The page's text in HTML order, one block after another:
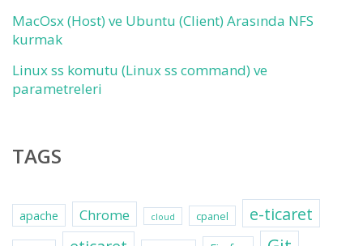
MacOsx (Host) ve Ubuntu (Client) Arasında NFS
kurmak
Linux ss komutu (Linux ss command) ve
parametreleri
TAGS
apache Chrome cloud cpanel e-ticaret